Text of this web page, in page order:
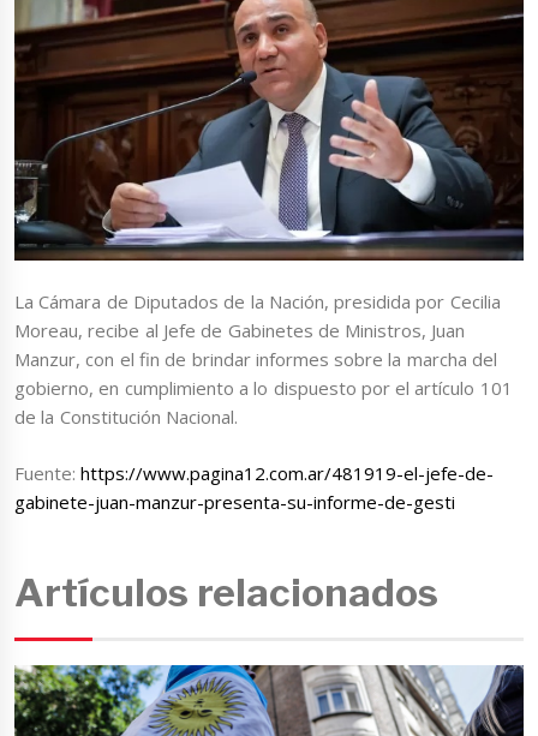
La Cámara de Diputados de la Nación, presidida por Cecilia
Moreau, recibe al Jefe de Gabinetes de Ministros, Juan
Manzur, con el fin de brindar informes sobre la marcha del
gobierno, en cumplimiento a lo dispuesto por el artículo 101
de la Constitución Nacional.
Fuente:https://www.pagina12.com.ar/481919-el-jefe-de-
gabinete-juan-manzur-presenta-su-informe-de-gesti
Artículos relacionados